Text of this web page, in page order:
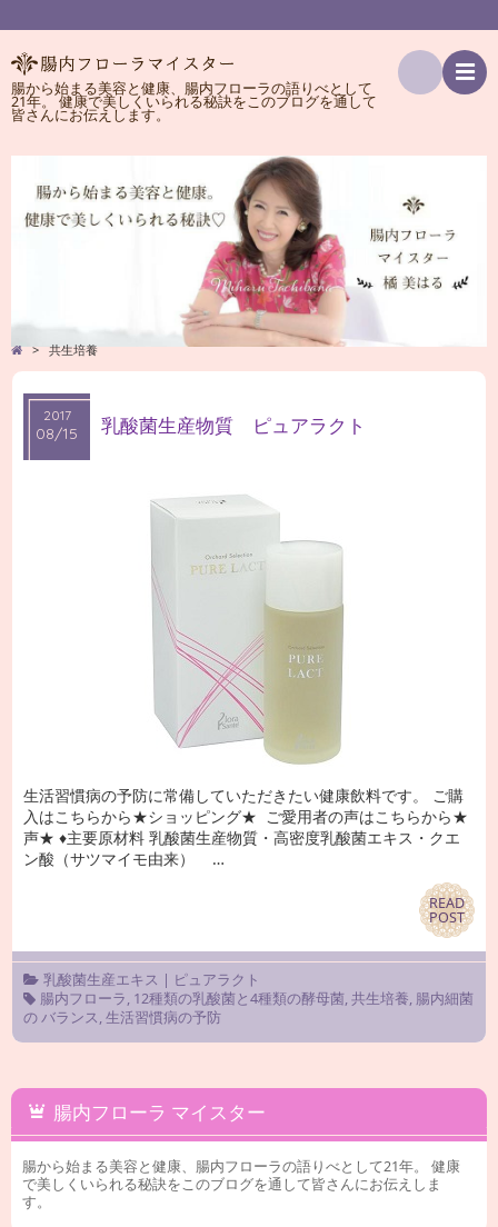
腸から始まる美容と健康、腸内フローラの語りべとして
21年。 健康で美しくいられる秘訣をこのブログを通して
皆さんにお伝えします。
索
> 共生培養
2017
08/15
2017
08/15 乳酸菌生産物質 ピュアラクト
生活習慣病の予防に常備していただきたい健康飲料です。 ご購
入はこちらから★ショッピング★ ご愛用者の声はこちらから★
声★ ♦主要原材料 乳酸菌生産物質・高密度乳酸菌エキス・クエ
ン酸（サツマイモ由来） …
READ
POST
READ
POST
乳酸菌生産エキス | ピュアラクト
腸内フローラ, 12種類の乳酸菌と4種類の酵母菌,共生培養, 腸内細菌
の バランス,生活習慣病の予防
腸内フローラ マイスター
腸から始まる美容と健康、腸内フローラの語りべとして21年。 健康
で美しくいられる秘訣をこのブログを通して皆さんにお伝えしま
す。